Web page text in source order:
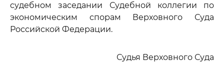
судебном заседании Судебной коллегии по
экономическим спорам Верховного Суда
Российской Федерации.
Судья Верховного Суда